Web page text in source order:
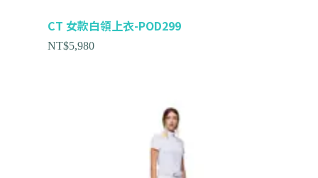
CT 女款白領上衣-POD299
NT$5,980